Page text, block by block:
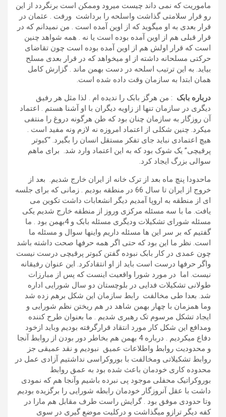
ماموریت که نمی داند چیست میرود وممکن است برنگردد از این
رو قرار سلامتی گذاشت واسلحه را برداشت ورفت . عثمان در
قرار بعدی به او میگوید که از اوین آمده است . من نمیدانم که در
قرار قبلی هم از اوین آمده بوده است یا نه . همه شواهد چنین
است که قرار اولش هم از اوین آمده بوده است چون تقاضای
حرکتی مسلحانه داشته از او میخواهد که در قرار بعدی مسلح
بیاید. به این ترتیب اسلحه در دست بهمن ماند . گزارش کامل
همان ابتدا به سازمان وقت داده شده است.
درباره بابک : من هرگز بابک را ندیده ام . لذا مثل هر رفیق
دیگری در سازمان تنها از زاویه دیگران با او آشنا هستم . اعتماد
آن روزگار به سازمان چنان بود که طن هرگونه دروغ را منتفی
میکرد. چنین شکلی از اعتماد امروزه نه لازم ونه مفید است .
هیچ اعتمادی نباید جای تفکر مستقل انسان را بگیرد. “کبوتر
پرقیچی” یک شوک بود که به این اعتماد وارد شد. برای ماهم
سوالی بزرگ ایجاد کرد.
ماحدودا پنچ ماه بعد از ترک خانه از ایران خارج شدیم. بعد از
خروج از ایران تا سال 66 در منطقه بودیم . زمانی که برای جلسه
ای از منطقه به اروپا آمدیم دیگر انشعابات داشت تکوین می
یافت. ما با سه مسئله مرکزی وروز از منطقه خارج شدیم یکی
مسئله شورای تشکیلات ودیگری مسئله بابک و 4بهمن بود . ما
گفتیم که بر سر این ها مسئله داریم واینها سوال و مسئله ما
است. نظر ما این بود که حتی اگر همه حرفها صحت داشته باشد
چون عمدی در کار بابک نبوده گفتن کبوتر پرقیچی درست نیست
واگر حرفها درست است باید از او انتقادکرد. این عنوان رفیقانه
نیست. اما در مورد شورا واقعیت اینست که پس از مبارزات
طولانی تشکیلات فدایی در بلوچستان دو سال شورایی اداره
شد. بعدا طی مخالفت رابط سازمان این شکل برهم زده شد
وما همزمان با چهار بهمن شاهد در هم ریختن نظم شورایی و
ایجاد تشکل مرسوم تک رهبری شدیم . ما بعنوان طرح کننده
ومدافع این شکل کار مورد انتقاد قرارگرفته بودیم وباید ازخود
دفاع میکردیم . درباره 4 بهمن هم بخاطر دور بودن از روابط آنجا
و محدودیت روابط واطلاعات عمیق نبودیم و نقد عمیقی جز
روابط تشکیلاتی ومخالفت با بوروکراسی نداشتیم آزادی عمل در
محدوده کاری خودمان باعث شده بود به عمق روابط
بوروکراتیک محفلی موجود پی نبرده باشیم وآنجا هم که نمودی
داشت با عقل آنروزگار خودمان رابطه شورایی را برگزیده بودیم
وتا حدودی موفق بود . گرایش راست طرف مقابل هم مارا در
کفه دیگر ترازو میگذاشت و درکلیت موضع گیری در سوی